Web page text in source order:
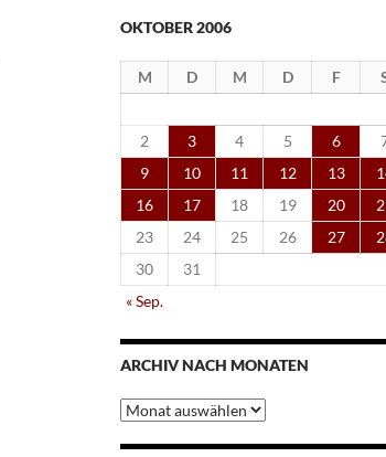
OKTOBER 2006
M D M D F
2
3 4 5 6
9
10 11 12 13
16
17 18 19 20
23
24 25 26 27
30
31
« Sep.
ARCHIV NACH MONATEN
Archiv
nach
Monaten